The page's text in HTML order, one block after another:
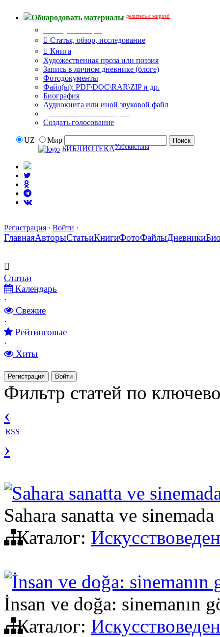
Обнародовать материалы делитесь с миром!
Статья, обзор, исследование
Книга
Художественная проза или поэзия
Запись в личном дневнике (блоге)
Фотодокументы
Файл(ы): PDF\DOC\RAR\ZIP и др.
Биография
Аудиокнига или иной звуковой файл
Создать голосование
UZ
Мир
БИБЛИОТЕКАУзбекистана
Регистрация · Войти ·
ГлавнаяАвторыСтатьиКнигиФотоФайлыДневники
Статьи
Календарь
·
Свежие
·
Рейтинговые
·
Хиты
Регистрация Войти
Фильтр статей по
‹
RSS
›
Sahara sanatta ve
Sahara sanatta ve sinemada
Каталог:
İnsan ve doğa: sinemanın
İnsan ve doğa: sinemanın
Каталог: